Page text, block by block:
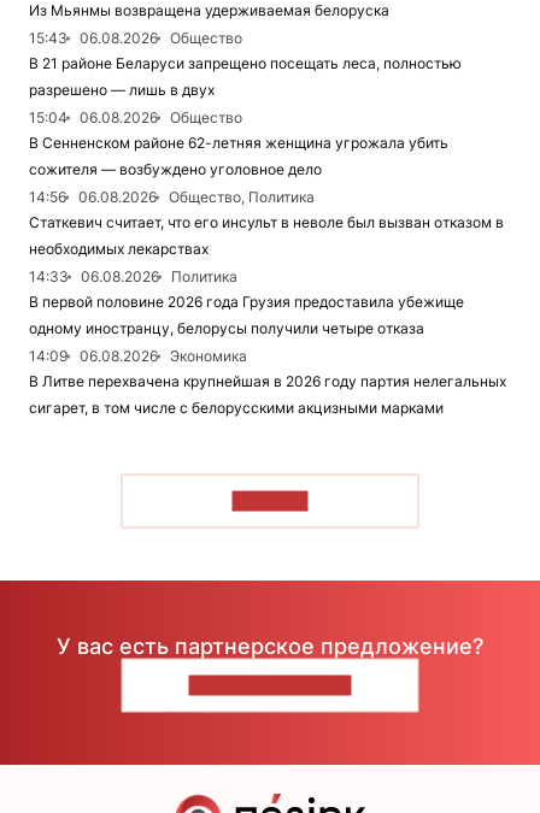
Из Мьянмы возвращена удерживаемая белоруска
15:43
06.08.2026
Общество
В 21 районе Беларуси запрещено посещать леса, полностью
разрешено — лишь в двух
15:04
06.08.2026
Общество
В Сенненском районе 62-летняя женщина угрожала убить
сожителя — возбуждено уголовное дело
14:56
06.08.2026
Общество, Политика
Статкевич считает, что его инсульт в неволе был вызван отказом в
необходимых лекарствах
14:33
06.08.2026
Политика
В первой половине 2026 года Грузия предоставила убежище
одному иностранцу, белорусы получили четыре отказа
14:09
06.08.2026
Экономика
В Литве перехвачена крупнейшая в 2026 году партия нелегальных
сигарет, в том числе с белорусскими акцизными марками
У вас есть партнерское предложение?